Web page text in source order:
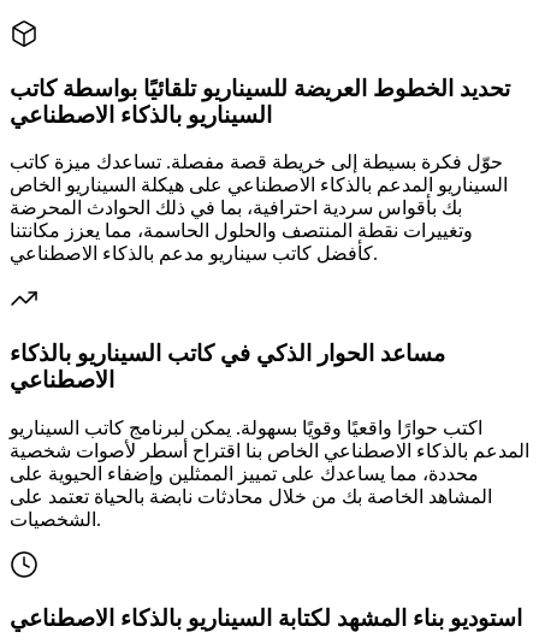
تحديد الخطوط العريضة للسيناريو تلقائيًا بواسطة كاتب
السيناريو بالذكاء الاصطناعي
حوّل فكرة بسيطة إلى خريطة قصة مفصلة. تساعدك ميزة كاتب
السيناريو المدعم بالذكاء الاصطناعي على هيكلة السيناريو الخاص
بك بأقواس سردية احترافية، بما في ذلك الحوادث المحرضة
وتغييرات نقطة المنتصف والحلول الحاسمة، مما يعزز مكانتنا
كأفضل كاتب سيناريو مدعم بالذكاء الاصطناعي.
مساعد الحوار الذكي في كاتب السيناريو بالذكاء
الاصطناعي
اكتب حوارًا واقعيًا وقويًا بسهولة. يمكن لبرنامج كاتب السيناريو
المدعم بالذكاء الاصطناعي الخاص بنا اقتراح أسطر لأصوات شخصية
محددة، مما يساعدك على تمييز الممثلين وإضفاء الحيوية على
المشاهد الخاصة بك من خلال محادثات نابضة بالحياة تعتمد على
الشخصيات.
استوديو بناء المشهد لكتابة السيناريو بالذكاء الاصطناعي